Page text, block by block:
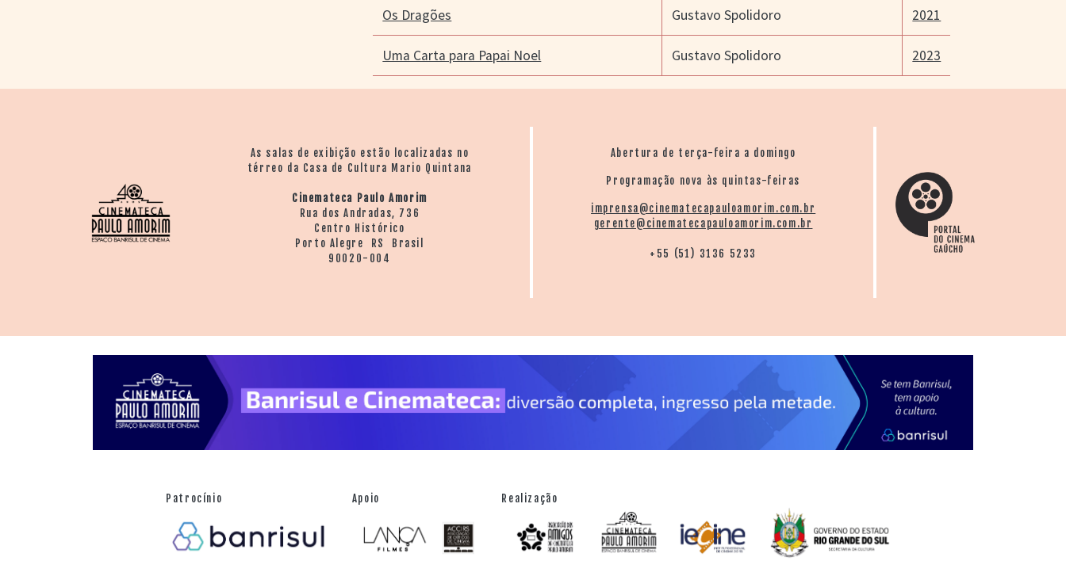
Os Dragões Gustavo Spolidoro 2021
Uma Carta para Papai Noel Gustavo Spolidoro 2023
As salas de exibição estão localizadas no
térreo da Casa de Cultura Mario Quintana
Cinemateca Paulo Amorim
Rua dos Andradas, 736
Centro Histórico
Porto Alegre RS Brasil
90020-004
Abertura de terça-feira a domingo
Programação nova às quintas-feiras
imprensa@cinematecapauloamorim.com.br
gerente@cinematecapauloamorim.com.br
+55 (51) 3136 5233
Patrocínio Apoio Realização